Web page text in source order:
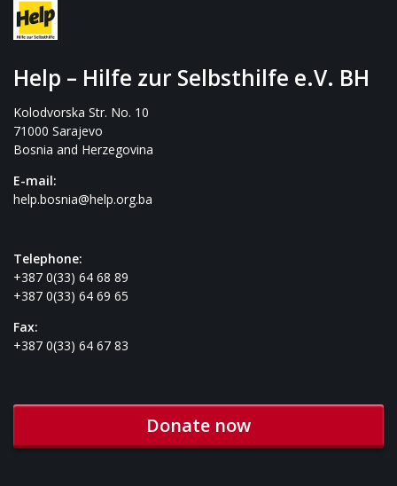
Help – Hilfe zur Selbsthilfe e.V. BH
Kolodvorska Str. No. 10
71000 Sarajevo
Bosnia and Herzegovina
E-mail:
help.bosnia@help.org.ba
Telephone:
+387 0(33) 64 68 89
+387 0(33) 64 69 65
Fax:
+387 0(33) 64 67 83
Donate now